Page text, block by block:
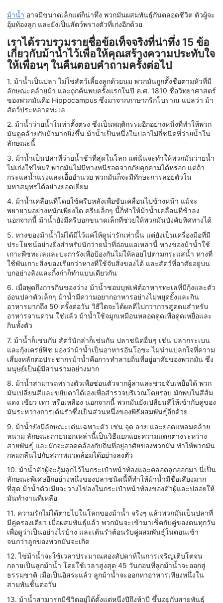
ม้าน้ำ อาจมีขนาดเล็กแต่ก็น่าทึ่ง พวกมันผสมพันธุ์กันตลอดชีวิต ตัวผู้จะ
อุ้มท้องลูก และยังเป็นสัตว์พรางตัวที่เก่งอีกด้วย
เราได้รวบรวมรายชื่อข้อเท็จจริงที่น่าทึ่ง 15 ข้อ
เกี่ยวกับม้าน้ำไว้เพื่อให้คุณสร้างความประทับใจ
ให้เพื่อนๆ ในคืนตอบคำถามครั้งต่อไป
1. ม้าน้ำเป็นปลา ไม่ใช่สัตว์เลี้ยงลูกด้วยนม พวกมันถูกตั้งชื่อตามหัวที่มี
ลักษณะคล้ายม้า และถูกค้นพบครั้งแรกในปี ค.ศ. 1810 ชื่อวิทยาศาสตร์
ของพวกมันคือ Hippocampus ซึ่งมาจากภาษากรีกโบราณ แปลว่า ม้า
สัตว์ประหลาดทะเล
2. ม้าน้ำว่ายน้ำในท่าตั้งตรง ซึ่งเป็นพฤติกรรมอีกอย่างหนึ่งที่ทำให้พวก
มันดูคล้ายกับม้ามากยิ่งขึ้น ม้าน้ำเป็นหนึ่งในปลาไม่กี่ชนิดที่ว่ายน้ำใน
ลักษณะนี้
3. ม้าน้ำเป็นปลาที่ว่ายน้ำช้าที่สุดในโลก แต่นั่นจะทำให้พวกมันว่ายน้ำ
ไม่เก่งใช่ไหม? พวกมันไม่มีทางหนีรอดจากภัยคุกคามได้หรอก แต่ถ้า
กระแสน้ำแรงและเอื้ออำนวย พวกมันก็จะมีทักษะการลอยตัวใน
มหาสมุทรได้อย่างยอดเยี่ยม
4. ม้าน้ำเคลื่อนที่โดยใช้ครีบหลังเพื่อขับเคลื่อนไปข้างหน้า แม้จะ
พยายามอย่างหนักเพียงใด ครีบเล็กๆ นี้ก็ทำให้ม้าน้ำเคลื่อนที่ช้าลง
นอกจากนี้ ม้าน้ำยังมีครีบอกขนาดเล็กที่ช่วยให้พวกมันบังคับทิศทางได้
5. หางของม้าน้ำไม่ได้มีไว้แค่ให้ดูน่ารักเท่านั้น แต่ยังเป็นเครื่องมือที่มี
ประโยชน์อย่างยิ่งสำหรับนักว่ายน้ำที่อ่อนแอเหล่านี้ หางของม้าน้ำใช้
เกาะพืชทะเลและปะการังเพื่อป้องกันไม่ให้ลอยไปตามกระแสน้ำ หางที่
ใช้พันเกาะสิ่งของเรียกว่าหางที่ใช้จับสิ่งของได้ และสัตว์ที่อาศัยอยู่บน
บกอย่างลิงและกิ้งก่าก็ทำแบบเดียวกัน
6. เมื่อพูดถึงการกินของว่าง ม้าน้ำชอบบุฟเฟ่ต์อาหารทะเลที่มีกุ้งและตัว
อ่อนปลาตัวเล็กๆ ม้าน้ำมีความอยากอาหารอย่างไม่หยุดยั้งและกิน
อาหารมากถึง 50 ครั้งต่อวัน วิธีใดจะได้ผลดีไปกว่าการสูดดมสำหรับ
อาหารจานด่วน ใช่แล้ว ม้าน้ำใช้จมูกเหมือนหลอดดูดเพื่อดูดเหยื่อและ
กินทั้งตัว
7. ม้าน้ำก็เช่นกัน สัตว์นักล่าก็เช่นกัน ปลาชนิดอื่นๆ เช่น ปลากระเบน
และกุ้งเครย์ฟิช มองว่าม้าน้ำเป็นอาหารอันโอชะ ไม่น่าแปลกใจที่ความ
เสี่ยงหลักต่อประชากรม้าน้ำคือการทำลายถิ่นที่อยู่อาศัยของพวกมัน ซึ่ง
มนุษย์เป็นผู้มีส่วนร่วมอย่างมาก
8. ม้าน้ำสามารถพรางตัวเพื่อซ่อนตัวจากผู้ล่าและช่วยจับเหยื่อได้ พวก
มันเปลี่ยนสีและขยับตาได้เองเพื่อสำรวจบริเวณโดยรอบ มักพบในสีส้ม
แดง เขียว เทา หรือเหลือง นอกจากนี้ พวกมันยังเปลี่ยนสีให้เข้ากับคู่ของ
มันระหว่างการเต้นรำซึ่งเป็นส่วนหนึ่งของพิธีผสมพันธุ์อีกด้วย
9. ม้าน้ำยังมีลักษณะเด่นเฉพาะตัว เช่น จุด ลาย และยอดแหลมคล้าย
หนาม ลักษณะภายนอกเหล่านี้เป็นวิธีแยกแยะความแตกต่างระหว่าง
สายพันธุ์ และมักจะสอดคล้องกับถิ่นที่อยู่อาศัยของพวกมัน ทำให้พวกมัน
กลมกลืนไปกับสภาพแวดล้อมได้อย่างลงตัว
10. ม้าน้ำตัวผู้จะอุ้มลูกไว้ในกระเป๋าหน้าท้องและคลอดลูกออกมา นี่เป็น
ลักษณะพิเศษอีกอย่างหนึ่งของปลาชนิดนี้ที่ทำให้ม้าน้ำมีชื่อเสียงมาก
ที่สุด ม้าน้ำตัวเมียจะวางไข่ลงในกระเป๋าหน้าท้องของตัวผู้และปล่อยให้
มันทำงานที่เหลือ
11. ความรักไม่ได้ตายไปในโลกของม้าน้ำ จริงๆ แล้วพวกมันเป็นปลาที่
มีคู่ครองเดียว เมื่อผสมพันธุ์แล้ว พวกมันจะเข้ามาเช็คกับคู่ของตนทุกวัน
เพื่อดูว่าเป็นอย่างไรบ้าง และเต้นรำต้อนรับคู่ผสมพันธุ์ในตอนเช้า
จนกว่าลูกของพวกมันจะเกิด
12. ไข่ม้าน้ำจะใช้เวลาประมาณสองสัปดาห์ในการเจริญเติบโตจน
กลายเป็นลูกม้าน้ำ โดยใช้เวลาสูงสุด 45 วันก่อนที่ลูกม้าน้ำจะออกสู่
ธรรมชาติ เมื่อเป็นอิสระแล้ว ลูกม้าน้ำจะออกหาอาหารเพียงหนึ่งใน
สามพันชิ้นต่อวัน
13. ม้าน้ำสามารถมีชีวิตอยู่ได้ตั้งแต่หนึ่งปีถึงห้าปี ขึ้นอยู่กับสายพันธุ์